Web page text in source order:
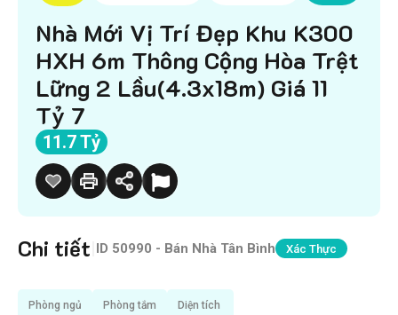
Nhà Mới Vị Trí Đẹp Khu K300
HXH 6m Thông Cộng Hòa Trệt
Lững 2 Lầu(4.3x18m) Giá 11
Tỷ 7
11.7 Tỷ
Chi tiết ID 50990 - Bán Nhà Tân Bình Xác Thực
Phòng ngủ
Phòng tắm
Diện tích